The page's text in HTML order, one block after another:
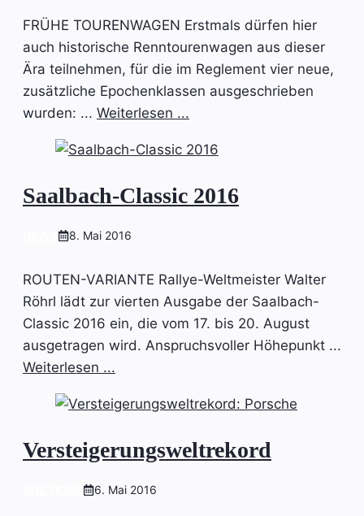
FRÜHE TOURENWAGEN Erstmals dürfen hier
auch historische Renntourenwagen aus dieser
Ära teilnehmen, für die im Reglement vier neue,
zusätzliche Epochenklassen ausgeschrieben
wurden: ... Weiterlesen ...
Saalbach-Classic 2016
8. Mai 2016
ROUTEN-VARIANTE Rallye-Weltmeister Walter
Röhrl lädt zur vierten Ausgabe der Saalbach-
Classic 2016 ein, die vom 17. bis 20. August
ausgetragen wird. Anspruchsvoller Höhepunkt ...
Weiterlesen ...
Versteigerungsweltrekord
6. Mai 2016